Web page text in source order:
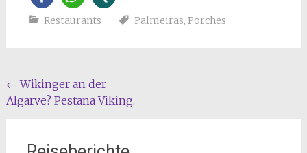
Restaurants Palmeiras, Porches
Beitragsnavigation
← Wikinger an der
Algarve? Pestana Viking.